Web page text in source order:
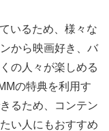
いるため、様々な
から映画好き、バ
の人々が楽しめる
の特典を利用す
るため、コンテン
い人にもおすすめ